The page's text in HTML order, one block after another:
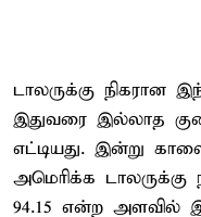
டாலருக்கு நிகரான
இதுவரை இல்லாத
எட்டியது. இன்று
அமெரிக்க டாலருக்கு
94.15 என்ற அளவில்